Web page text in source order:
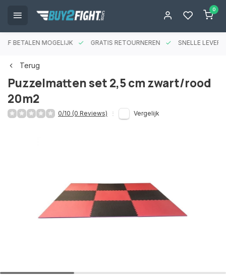
0
BETALEN MOGELIJK GRATIS RETOURNEREN SNELLE
Terug
Puzzelmatten set 2,5 cm zwart/rood
20m2
0/10 (0 Reviews) Vergelijk